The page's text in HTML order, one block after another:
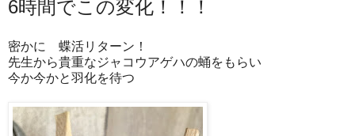
6時間でこの変化！！！
密かに 蝶活リターン！
先生から貴重なジャコウアゲハの蛹をもらい
今か今かと羽化を待つ